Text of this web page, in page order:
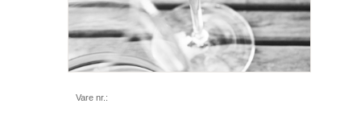
Vare nr.: